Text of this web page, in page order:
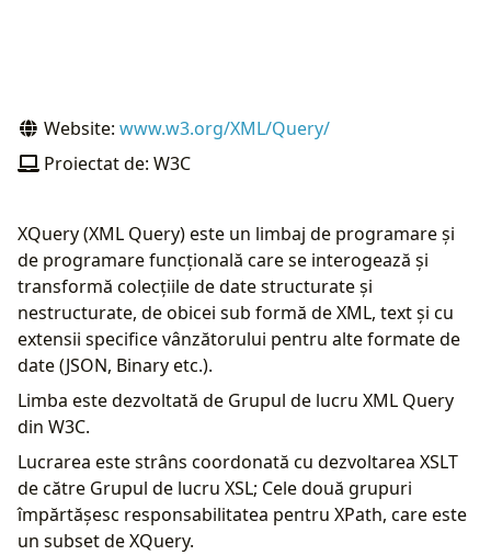
Website: www.w3.org/XML/Query/
Proiectat de: W3C
XQuery (XML Query) este un limbaj de programare și
de programare funcțională care se interogează și
transformă colecțiile de date structurate și
nestructurate, de obicei sub formă de XML, text și cu
extensii specifice vânzătorului pentru alte formate de
date (JSON, Binary etc.).
Limba este dezvoltată de Grupul de lucru XML Query
din W3C.
Lucrarea este strâns coordonată cu dezvoltarea XSLT
de către Grupul de lucru XSL; Cele două grupuri
împărtășesc responsabilitatea pentru XPath, care este
un subset de XQuery.